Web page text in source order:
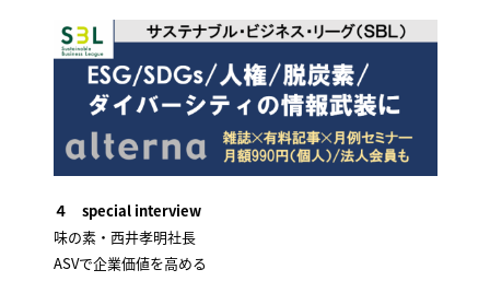
４ special interview
味の素・西井孝明社長
ASVで企業価値を高める